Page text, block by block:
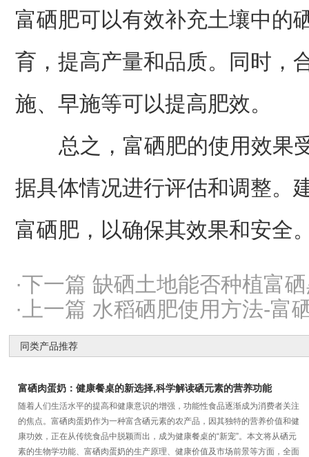
富硒肥可以有效补充土壤中的
育，提高产量和品质。同时，
施、早施等可以提高肥效。
总之，富硒肥的使用效果
据具体情况进行评估和调整。
富硒肥，以确保其效果和安全
·下一篇 缺硒土地能否种植富
·上一篇 水稻硒肥使用方法-富
同类产品推荐
富硒肉蛋奶：健康餐桌的新选择,科学解读硒元素的营养功能
随着人们生活水平的提高和健康意识的增强，功能性食品逐渐成为消费者关注
的焦点。富硒肉蛋奶作为一种富含硒元素的农产品，因其独特的营养价值和健
康功效，正在从传统食品中脱颖而出，成为健康餐桌的“新宠”。本文将从硒元
素的生物学功能、富硒肉蛋奶的生产原理、健康价值及市场前景等方面，全面